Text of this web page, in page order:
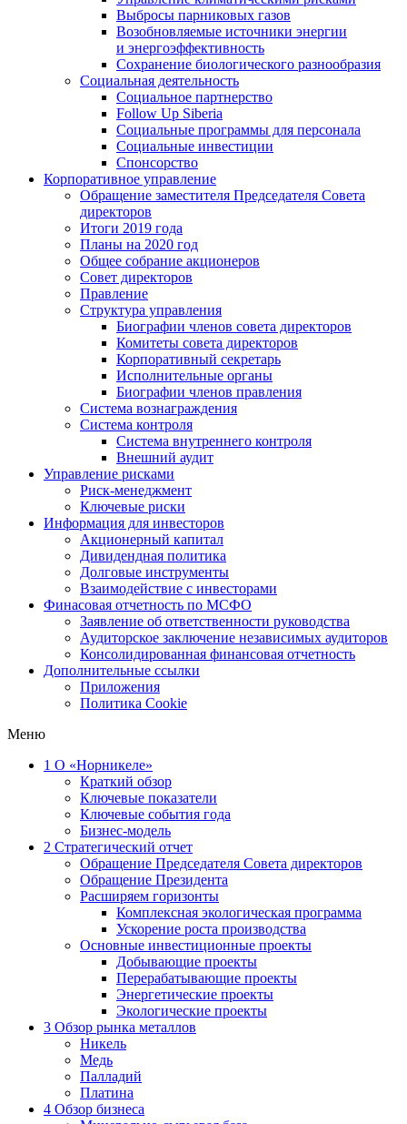
Выбросы парниковых газов
Возобновляемые источники энергии
и энергоэффективность
Сохранение биологического разнообразия
Социальная деятельность
Социальное партнерство
Follow Up Siberia
Социальные программы для персонала
Социальные инвестиции
Спонсорство
Корпоративное управление
Обращение заместителя Председателя Совета
директоров
Итоги 2019 года
Планы на 2020 год
Общее собрание акционеров
Совет директоров
Правление
Структура управления
Биографии членов совета директоров
Комитеты совета директоров
Корпоративный секретарь
Исполнительные органы
Биографии членов правления
Система вознаграждения
Система контроля
Система внутреннего контроля
Внешний аудит
Управление рисками
Риск-менеджмент
Ключевые риски
Информация для инвесторов
Акционерный капитал
Дивидендная политика
Долговые инструменты
Взаимодействие с инвеcторами
Финасовая отчетность по МСФО
Заявление об ответственности руководства
Аудиторское заключение независимых аудиторов
Консолидированная финансовая отчетность
Дополнительные ссылки
Приложения
Политика Cookie
Меню
1 О «Норникеле»
Краткий обзор
Ключевые показатели
Ключевые события года
Бизнес-модель
2 Стратегический отчет
Обращение Председателя Совета директоров
Обращение Президента
Расширяем горизонты
Комплексная экологическая программа
Ускорение роста производства
Основные инвестиционные проекты
Добывающие проекты
Перерабатывающие проекты
Энергетические проекты
Экологические проекты
3 Обзор рынка металлов
Никель
Медь
Палладий
Платина
4 Обзор бизнеса